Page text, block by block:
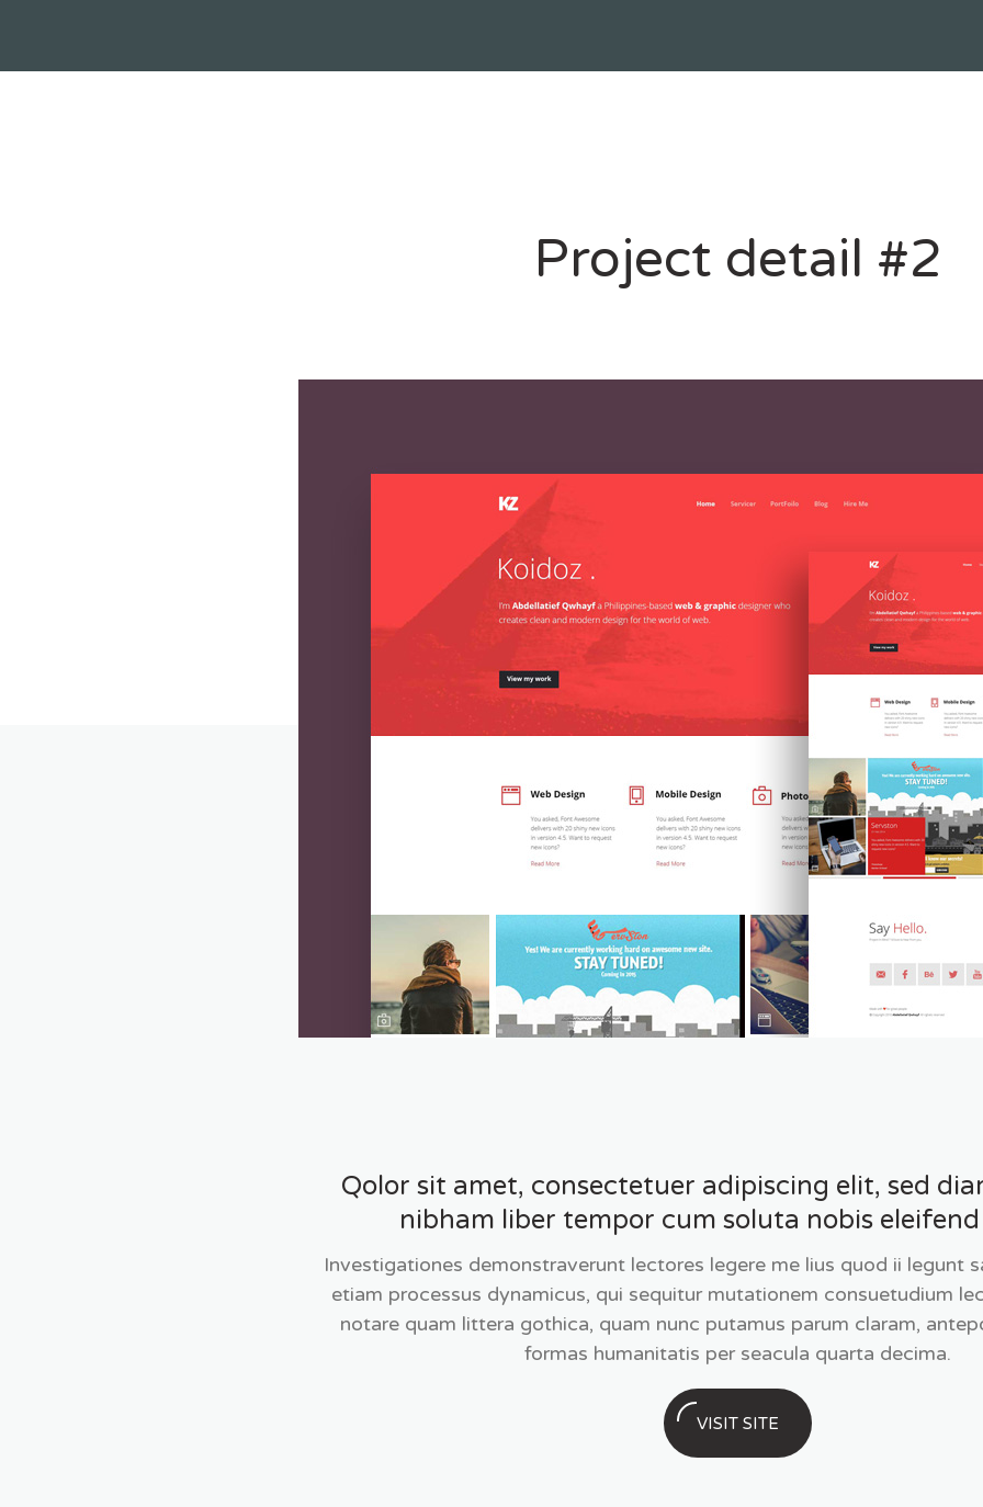
Project detail #2
Qolor sit amet, consectetuer adipiscing elit, sed
nibham liber tempor cum soluta nobis
Investigationes demonstraverunt lectores legere me lius quod ii legunt
etiam processus dynamicus, qui sequitur mutationem consuetudium
notare quam littera gothica, quam nunc putamus parum claram,
formas humanitatis per seacula quarta decima.
VISIT SITE